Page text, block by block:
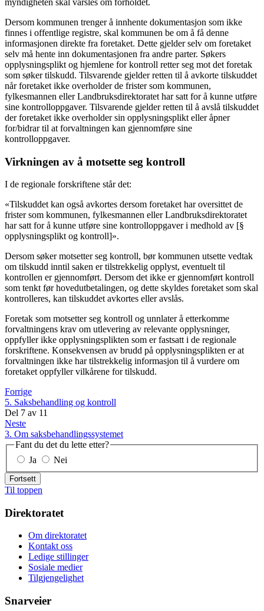
myndigheten skal varsles om forholdet.
Dersom kommunen trenger å innhente dokumentasjon som ikke
finnes i offentlige registre, skal kommunen be om å få denne
informasjonen direkte fra foretaket. Dette gjelder selv om foretaket
selv må hente inn dokumentasjonen fra andre parter. Søkers
opplysningsplikt og hjemlene for kontroll retter seg mot det foretak
som søker tilskudd. Tilsvarende gjelder retten til å avkorte tilskuddet
når foretaket ikke overholder de frister som kommunen,
fylkesmannen eller Landbruksdirektoratet har satt for å kunne utføre
sine kontrolloppgaver. Tilsvarende gjelder retten til å avslå tilskuddet
der foretaket ikke overholder sin opplysningsplikt eller åpner
for/bidrar til at forvaltningen kan gjennomføre sine
kontrolloppgaver.
Virkningen av å motsette seg kontroll
I de regionale forskriftene står det:
«Tilskuddet kan også avkortes dersom foretaket har oversittet de
frister som kommunen, fylkesmannen eller Landbruksdirektoratet
har satt for å kunne utføre sine kontrolloppgaver i medhold av [§
opplysningsplikt og kontroll]».
Dersom søker motsetter seg kontroll, bør kommunen utsette vedtak
om tilskudd inntil saken er tilstrekkelig opplyst, eventuelt til
kontrollen er gjennomført. Dersom det ikke er gjennomført kontroll
som tenkt før hovedutbetalingen, og dette skyldes foretaket som skal
kontrolleres, kan tilskuddet avkortes eller avslås.
Foretak som motsetter seg kontroll og unnlater å etterkomme
forvaltningens krav om utlevering av relevante opplysninger,
oppfyller ikke opplysningsplikten som er fastsatt i de regionale
forskriftene. Konsekvensen av brudd på opplysningsplikten er at
forvaltningen ikke har tilstrekkelig informasjon til å vurdere om
foretaket oppfyller vilkårene for tilskudd.
Forrige
5. Saksbehandling og kontroll
Del 7 av 11
Neste
3. Om saksbehandlingssystemet
Fant du det du lette etter?
Ja
Nei
Fortsett
Til toppen
Direktoratet
Om direktoratet
Kontakt oss
Ledige stillinger
Sosiale medier
Tilgjengelighet
Snarveier